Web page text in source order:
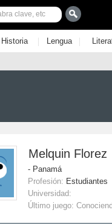
Historia | Lengua |
Melquin Florez
- Panamá
Profesión: Estudiantes
Universidad:
Último juego: